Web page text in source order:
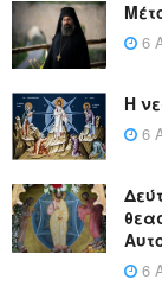
6
Η
6
6